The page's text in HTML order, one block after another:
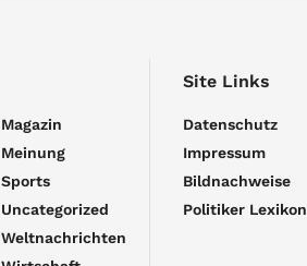
Magazin
Meinung
Sports
Uncategorized
Weltnachrichten
Site Links
Datenschutz
Impressum
Bildnachweise
Politiker Lexikon